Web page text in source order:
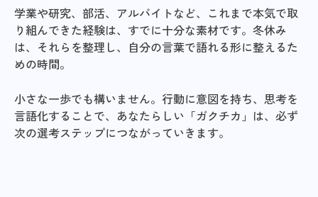
学業や研究、部活、アルバイトなど、これまで本気で取
り組んできた経験は、すでに十分な素材です。冬休み
は、それらを整理し、自分の言葉で語れる形に整えるた
めの時間。
小さな一歩でも構いません。行動に意図を持ち、思考を
言語化することで、あなたらしい「ガクチカ」は、必ず
次の選考ステップにつながっていきます。